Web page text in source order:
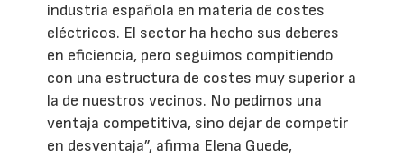
industria española en materia de costes
eléctricos. El sector ha hecho sus deberes
en eficiencia, pero seguimos compitiendo
con una estructura de costes muy superior a
la de nuestros vecinos. No pedimos una
ventaja competitiva, sino dejar de competir
en desventaja”, afirma Elena Guede,